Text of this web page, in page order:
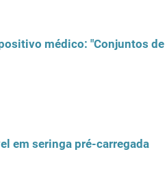
em seringa pré-carregada